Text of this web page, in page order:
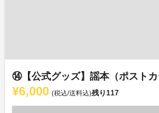
⑭【公式グッズ】謡本（ポストカ
¥6,000 (税込/送料込)残り117